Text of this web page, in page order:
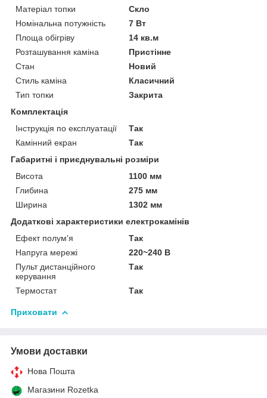
Матеріал топки
Скло
Номінальна потужність
7 Вт
Площа обігріву
14 кв.м
Розташування каміна
Пристінне
Стан
Новий
Стиль каміна
Класичний
Тип топки
Закрита
Комплектація
Інструкція по експлуатації
Так
Камінний екран
Так
Габаритні і приєднувальні розміри
Висота
1100 мм
Глибина
275 мм
Ширина
1302 мм
Додаткові характеристики електрокамінів
Ефект полум'я
Так
Напруга мережі
220~240 В
Пульт дистанційного
керування
Так
Термостат Так
Приховати
Умови доставки
Нова Пошта
Магазини Rozetka